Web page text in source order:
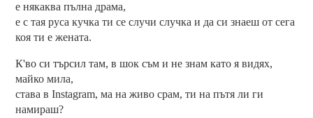
е някаква пълна драма,
е с тая руса кучка ти се случи случка и да си знаеш от сега
коя ти е жената.
К'во си търсил там, в шок съм и не знам като я видях,
майко мила,
става в Instagram, ма на живо срам, ти на пътя ли ги
намираш?